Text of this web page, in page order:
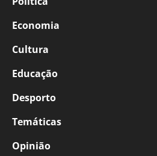
Economia
Cultura
Educação
Desporto
Temáticas
Opinião